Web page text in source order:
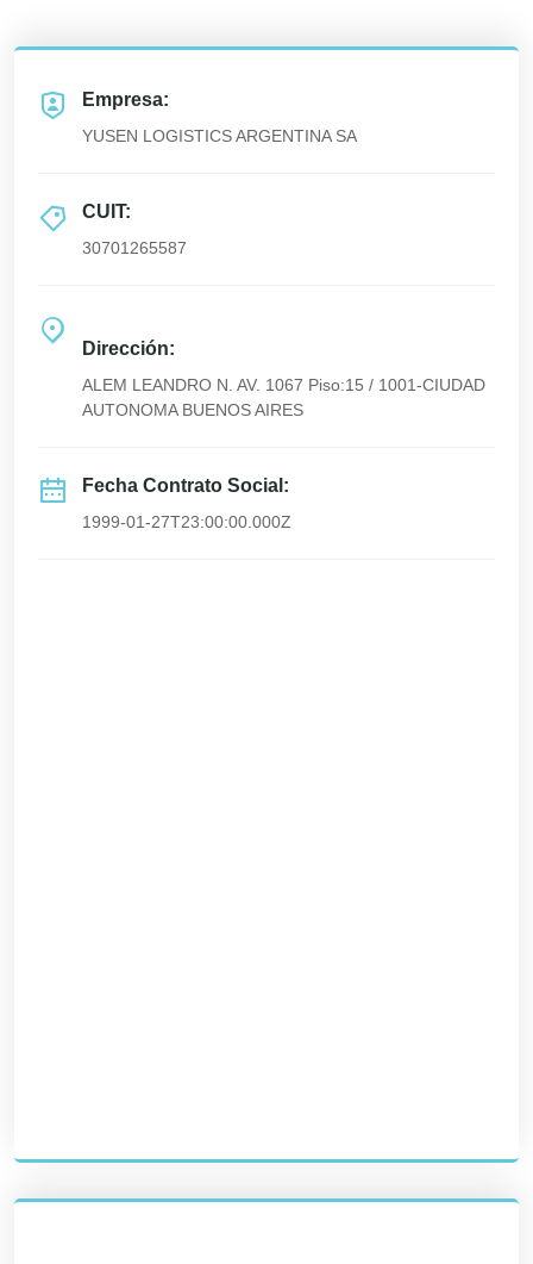
Empresa:
YUSEN LOGISTICS ARGENTINA SA
CUIT:
30701265587
Dirección:
ALEM LEANDRO N. AV. 1067 Piso:15 / 1001-CIUDAD
AUTONOMA BUENOS AIRES
Fecha Contrato Social:
1999-01-27T23:00:00.000Z